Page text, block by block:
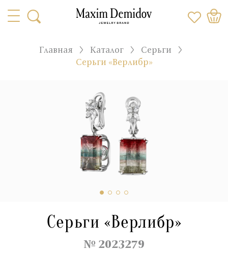
Главная Каталог
Серьги
Серьги «Верлибр»
Серьги «Верлибр»
№ 2023279